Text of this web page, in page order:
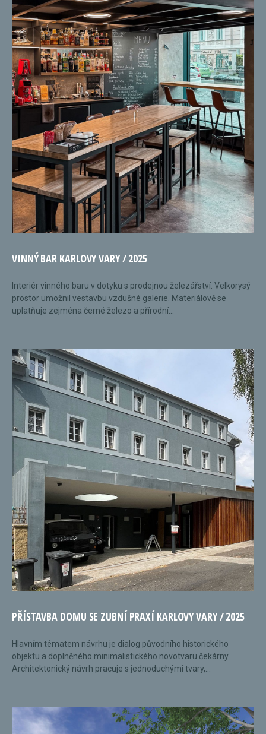
VINNÝ BAR KARLOVY VARY / 2025
Interiér vinného baru v dotyku s prodejnou železářství. Velkorysý
prostor umožnil vestavbu vzdušné galerie. Materiálově se
uplatňuje zejména černé železo a přírodní...
PŘÍSTAVBA DOMU SE ZUBNÍ PRAXÍ KARLOVY VARY / 2025
Hlavním tématem návrhu je dialog původního historického
objektu a doplněného minimalistického novotvaru čekárny.
Architektonický návrh pracuje s jednoduchými tvary,...